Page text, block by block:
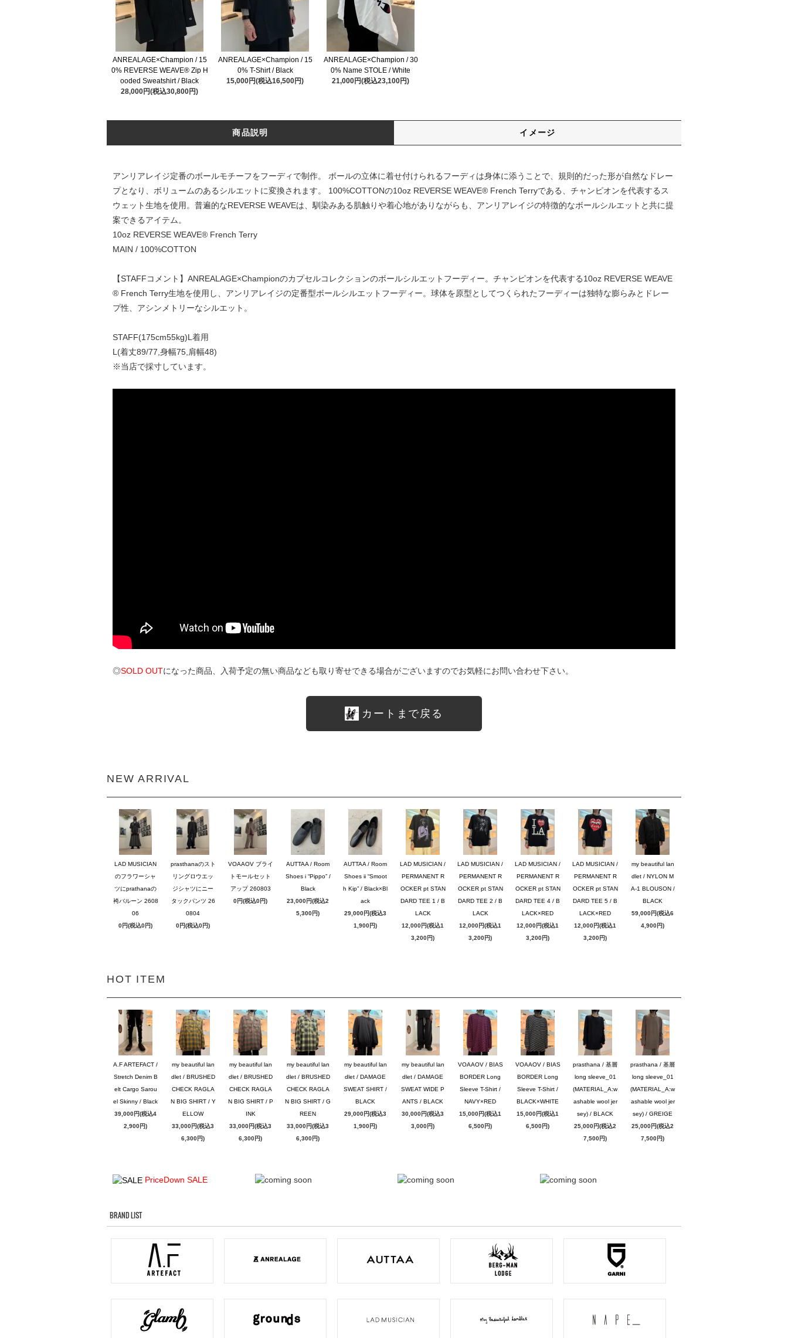
ANREALAGE×Champion / 15
0% REVERSE WEAVE® Zip H
ooded Sweatshirt / Black
28,000円(税込30,800円)
ANREALAGE×Champion / 15
0% T-Shirt / Black
15,000円(税込16,500円)
ANREALAGE×Champion / 30
0% Name STOLE / White
21,000円(税込23,100円)
商品説明 イメージ
アンリアレイジ定番のボールモチーフをフーディで制作。 ボールの立体に着せ付けられるフーディは身体に添うことで、規則的だった形が自然なドレー
プとなり、ボリュームのあるシルエットに変換されます。 100%COTTONの10oz REVERSE WEAVE® French Terryである、チャンピオンを代表するス
ウェット生地を使用。普遍的なREVERSE WEAVEは、馴染みある肌触りや着心地がありながらも、アンリアレイジの特徴的なボールシルエットと共に提
案できるアイテム。
10oz REVERSE WEAVE® French Terry
MAIN / 100%COTTON
【STAFFコメント】ANREALAGE×Championのカプセルコレクションのボールシルエットフーディー。チャンピオンを代表する10oz REVERSE WEAVE
® French Terry生地を使用し、アンリアレイジの定番型ボールシルエットフーディー。球体を原型としてつくられたフーディーは独特な膨らみとドレー
プ性、アシンメトリーなシルエット。
STAFF(175cm55kg)L着用
L(着丈89/77,身幅75,肩幅48)
※当店で採寸しています。
◎SOLD OUTになった商品、入荷予定の無い商品なども取り寄せできる場合がございますのでお気軽にお問い合わせ下さい。
カートまで戻る
NEW ARRIVAL
LAD MUSICIAN
のフラワーシャ
ツにprathanaの
袴バルーン 2608
06
0円(税込0円)
prasthanaのスト
リングロウエッ
ジシャツにニー
タックパンツ 26
0804
0円(税込0円)
VOAAOV ブライ
トモールセット
アップ 260803
0円(税込0円)
AUTTAA / Room
Shoes i “Pippo” /
Black
23,000円(税込2
5,300円)
AUTTAA / Room
Shoes ii “Smoot
h Kip” / Black×Bl
ack
29,000円(税込3
1,900円)
LAD MUSICIAN /
PERMANENT R
OCKER pt STAN
DARD TEE 1 / B
LACK
12,000円(税込1
3,200円)
LAD MUSICIAN /
PERMANENT R
OCKER pt STAN
DARD TEE 2 / B
LACK
12,000円(税込1
3,200円)
LAD MUSICIAN /
PERMANENT R
OCKER pt STAN
DARD TEE 4 / B
LACK×RED
12,000円(税込1
3,200円)
LAD MUSICIAN /
PERMANENT R
OCKER pt STAN
DARD TEE 5 / B
LACK×RED
12,000円(税込1
3,200円)
my beautiful lan
dlet / NYLON M
A-1 BLOUSON /
BLACK
59,000円(税込6
4,900円)
HOT ITEM
A.F ARTEFACT /
Stretch Denim B
elt Cargo Sarou
el Skinny / Black
39,000円(税込4
2,900円)
my beautiful lan
dlet / BRUSHED
CHECK RAGLA
N BIG SHIRT / Y
ELLOW
33,000円(税込3
6,300円)
my beautiful lan
dlet / BRUSHED
CHECK RAGLA
N BIG SHIRT / P
INK
33,000円(税込3
6,300円)
my beautiful lan
dlet / BRUSHED
CHECK RAGLA
N BIG SHIRT / G
REEN
33,000円(税込3
6,300円)
my beautiful lan
dlet / DAMAGE
SWEAT SHIRT /
BLACK
29,000円(税込3
1,900円)
my beautiful lan
dlet / DAMAGE
SWEAT WIDE P
ANTS / BLACK
30,000円(税込3
3,000円)
VOAAOV / BIAS
BORDER Long
Sleeve T-Shirt /
NAVY×RED
15,000円(税込1
6,500円)
VOAAOV / BIAS
BORDER Long
Sleeve T-Shirt /
BLACK×WHITE
15,000円(税込1
6,500円)
prasthana / 基層
long sleeve_01
(MATERIAL_A:w
ashable wool jer
sey) / BLACK
25,000円(税込2
7,500円)
prasthana / 基層
long sleeve_01
(MATERIAL_A:w
ashable wool jer
sey) / GREIGE
25,000円(税込2
7,500円)
PriceDown SALE
BRAND LIST